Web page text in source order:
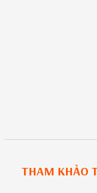
THAM KHẢO